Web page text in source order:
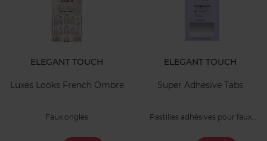
ELEGANT TOUCH
Luxes Looks French Ombre
Faux ongles
ELEGANT TOUCH
Super Adhesive Tabs
Pastilles adhésives pour faux